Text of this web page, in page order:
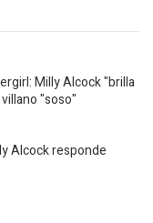
Milly Alcock "brilla
"soso"
Alcock responde